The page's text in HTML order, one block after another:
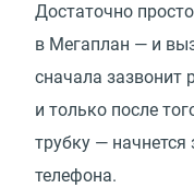
Достаточно
в Мегаплан — и
сначала зазвонит
и только после
трубку —
телефона.